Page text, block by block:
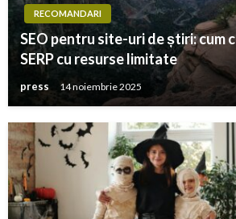
RECOMANDARI
SEO pentru site-uri de știri: cum
SERP cu resurse limitate
press 14 noiembrie 2025